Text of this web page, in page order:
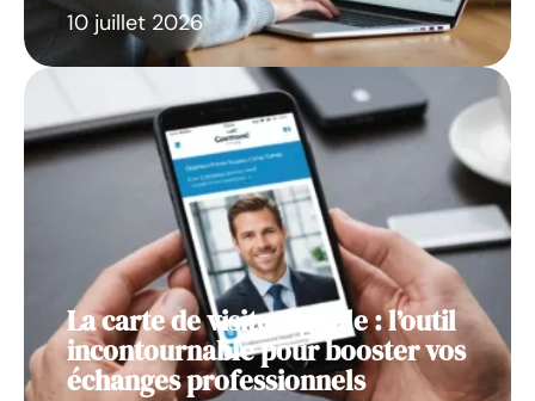
10 juillet 2026
La carte de visite digitale : l’outil
incontournable pour booster vos
échanges professionnels